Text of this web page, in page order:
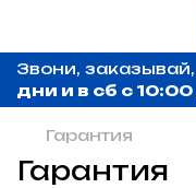
Звони,
дни и в сб с
Гарантия
Гарантия